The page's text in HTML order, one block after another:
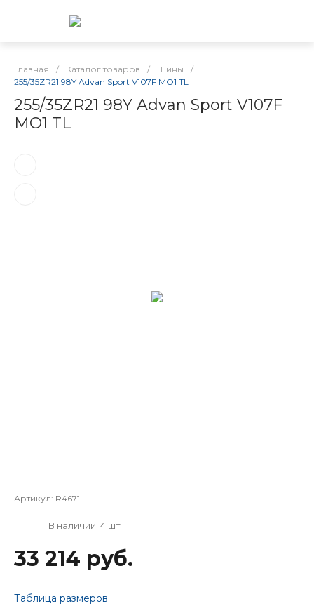
Главная / Каталог товаров / Шины
/
255/35ZR21 98Y Advan Sport V107F MO1 TL
255/35ZR21 98Y Advan Sport V107F
MO1 TL
Артикул: R4671
В наличии: 4 шт
33 214 руб.
Таблица размеров